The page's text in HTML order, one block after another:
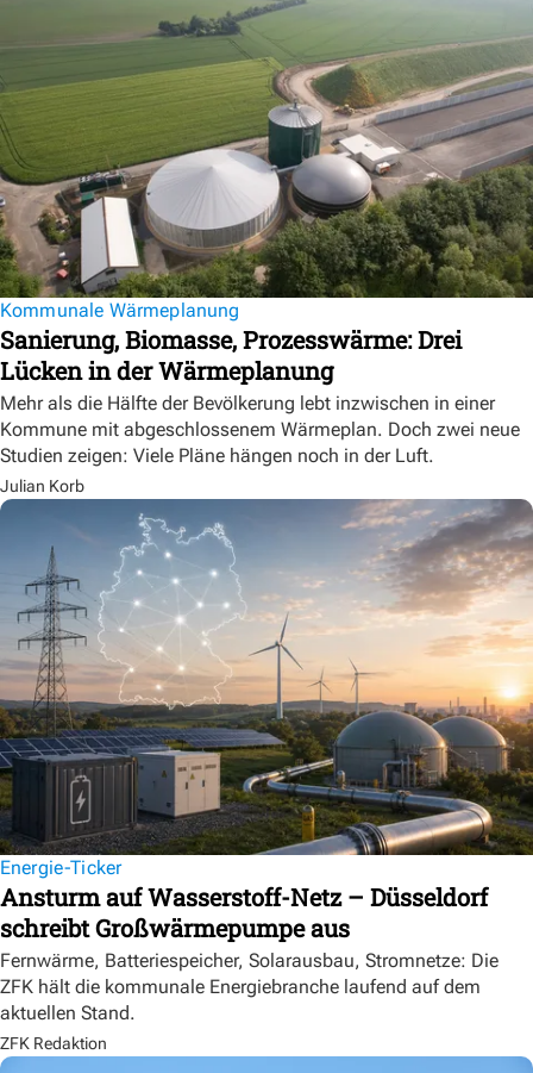
Kommunale Wärmeplanung
Sanierung, Biomasse, Prozesswärme: Drei
Lücken in der Wärmeplanung
Mehr als die Hälfte der Bevölkerung lebt inzwischen in einer
Kommune mit abgeschlossenem Wärmeplan. Doch zwei neue
Studien zeigen: Viele Pläne hängen noch in der Luft.
Julian Korb
Energie-Ticker
Ansturm auf Wasserstoff-Netz – Düsseldorf
schreibt Großwärmepumpe aus
Fernwärme, Batteriespeicher, Solarausbau, Stromnetze: Die
ZFK hält die kommunale Energiebranche laufend auf dem
aktuellen Stand.
ZFK Redaktion